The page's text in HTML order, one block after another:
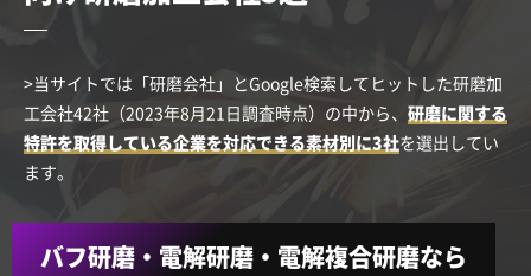
>当サイトでは「研磨会社」とGoogle検索してヒットした研磨加
工会社42社（2023年8月21日調査時点）の中から、 研磨に関する
特許を取得している企業を対応できる素材別に3社を選出してい
ます。
バフ研磨・電解研磨・電解複合研磨なら